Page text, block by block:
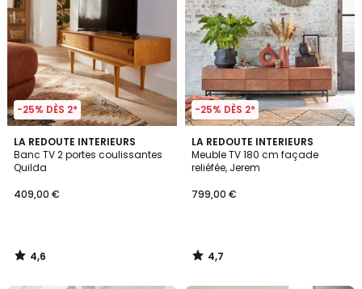
-25% DÈS 2*
LA REDOUTE INTERIEURS
Banc TV 2 portes coulissantes
Quilda
409,00 €
4,6
/ 5
4,6
/
-25% DÈS 2*
LA REDOUTE INTERIEURS
Meuble TV 180 cm façade
reliéfée, Jerem
799,00 €
4,7
/ 5
4,7
/